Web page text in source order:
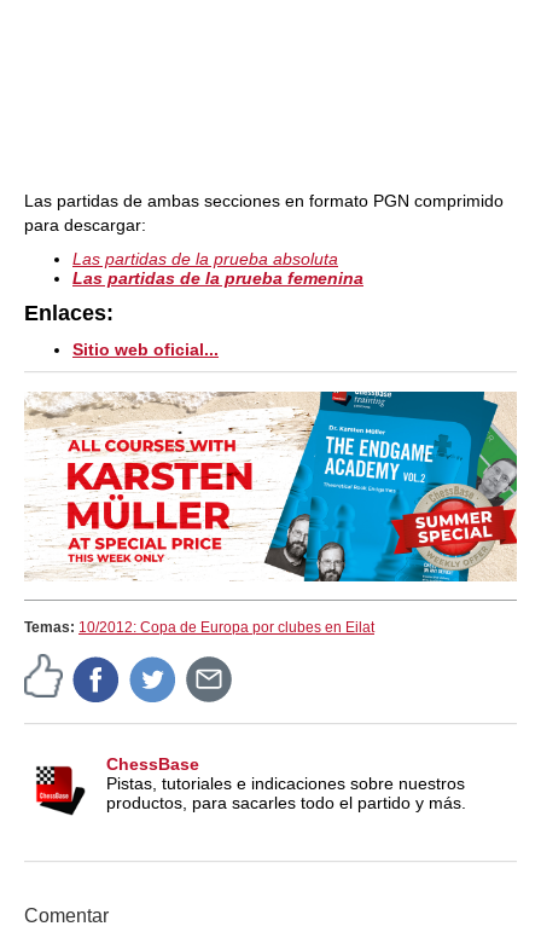
Las partidas de ambas secciones en formato PGN comprimido
para descargar:
Las partidas de la prueba absoluta
Las partidas de la prueba femenina
Enlaces:
Sitio web oficial...
Temas: 10/2012: Copa de Europa por clubes en Eilat
ChessBase
Pistas, tutoriales e indicaciones sobre nuestros
productos, para sacarles todo el partido y más.
Comentar